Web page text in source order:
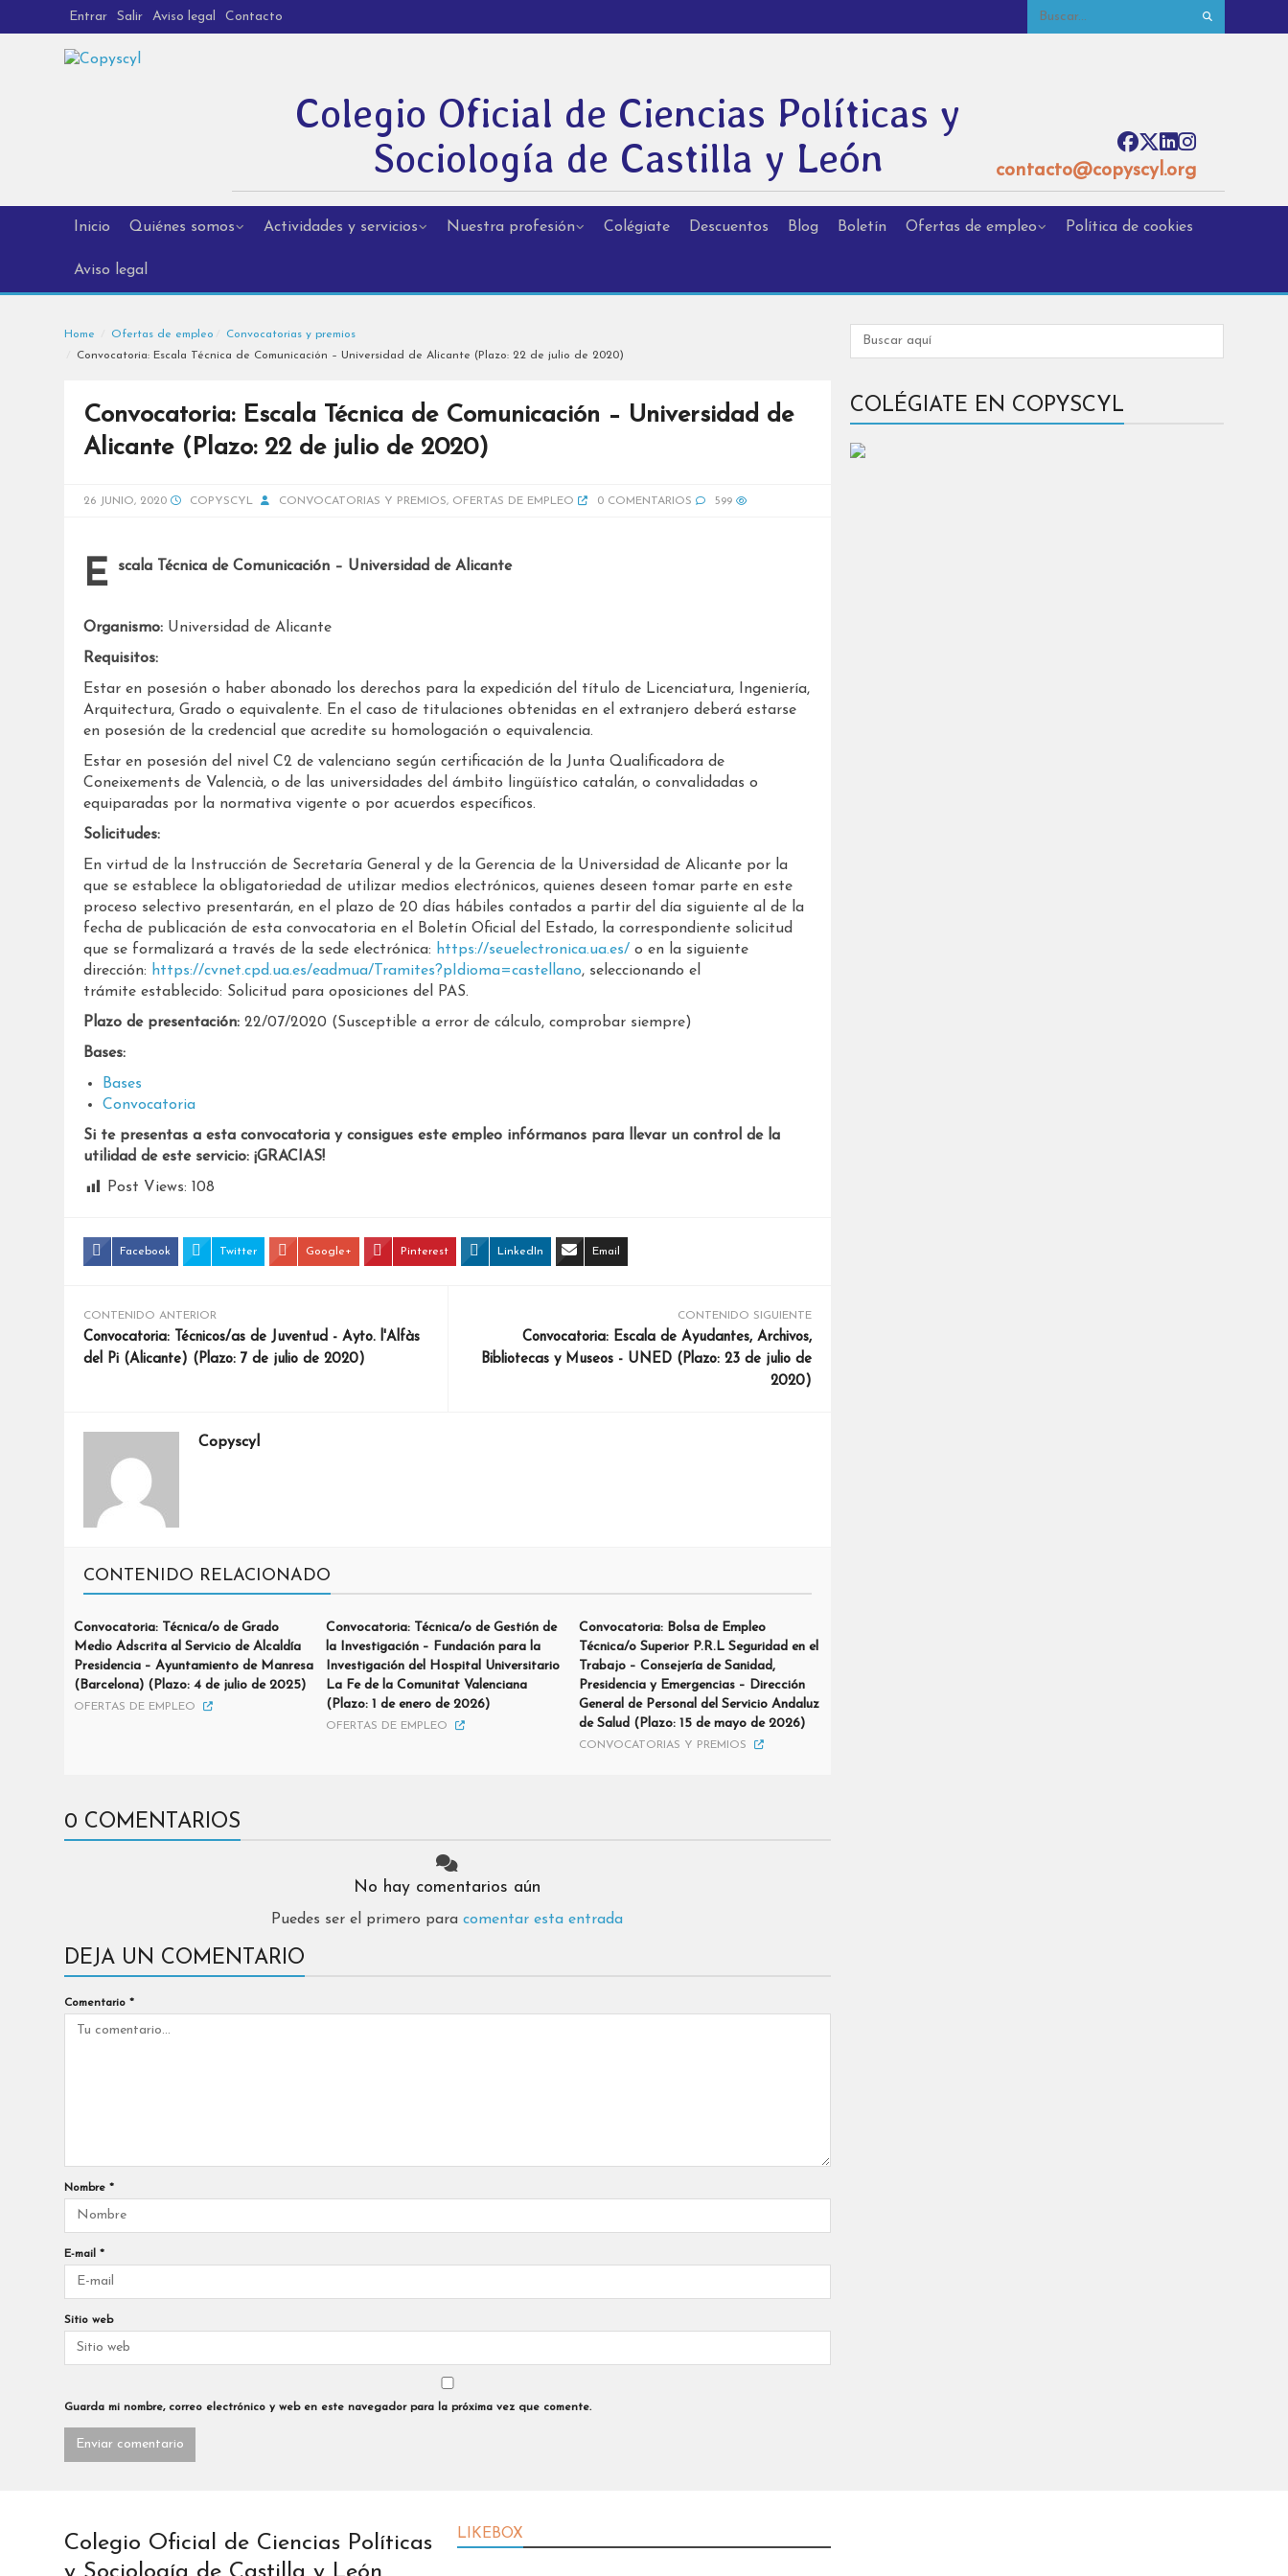
Entrar Salir Aviso legal Contacto
Colegio Oficial de Ciencias Políticas y
Sociología de Castilla y León
contacto@copyscyl.org
Inicio Quiénes somos Actividades y servicios Nuestra profesión Colégiate Descuentos Blog Boletín Ofertas de empleo Política de cookies
Aviso legal
Home Ofertas de empleo
Convocatorias y premios
Convocatoria: Escala Técnica de Comunicación – Universidad de Alicante (Plazo: 22 de julio de 2020)
Convocatoria: Escala Técnica de Comunicación – Universidad de
Alicante (Plazo: 22 de julio de 2020)
26 JUNIO, 2020 COPYSCYL CONVOCATORIAS Y PREMIOS, OFERTAS DE EMPLEO 0 COMENTARIOS 599
Escala Técnica de Comunicación – Universidad de Alicante
Organismo:Universidad de Alicante
Requisitos:
Estar en posesión o haber abonado los derechos para la expedición del título de Licenciatura, Ingeniería,
Arquitectura, Grado o equivalente. En el caso de titulaciones obtenidas en el extranjero deberá estarse
en posesión de la credencial que acredite su homologación o equivalencia.
Estar en posesión del nivel C2 de valenciano según certificación de la Junta Qualificadora de
Coneixements de Valencià, o de las universidades del ámbito lingüístico catalán, o convalidadas o
equiparadas por la normativa vigente o por acuerdos específicos.
Solicitudes:
En virtud de la Instrucción de Secretaría General y de la Gerencia de la Universidad de Alicante por la
que se establece la obligatoriedad de utilizar medios electrónicos, quienes deseen tomar parte en este
proceso selectivo presentarán, en el plazo de 20 días hábiles contados a partir del día siguiente al de la
fecha de publicación de esta convocatoria en el Boletín Oficial del Estado, la correspondiente solicitud
que se formalizará a través de la sede electrónica: https://seuelectronica.ua.es/o en la siguiente
dirección: https://cvnet.cpd.ua.es/eadmua/Tramites?pIdioma=castellano, seleccionando el
trámite establecido: Solicitud para oposiciones del PAS.
Plazo de presentación:22/07/2020 (Susceptible a error de cálculo, comprobar siempre)
Bases:
Bases
Convocatoria
Si te presentas a esta convocatoria y consigues este empleo infórmanos para llevar un control de la
utilidad de este servicio: ¡GRACIAS!
Post Views: 108
Facebook Twitter Google+ Pinterest LinkedIn Email
CONTENIDO ANTERIOR
Convocatoria: Técnicos/as de Juventud - Ayto. l'Alfàs
del Pi (Alicante) (Plazo: 7 de julio de 2020)
CONTENIDO SIGUIENTE
Convocatoria: Escala de Ayudantes, Archivos,
Bibliotecas y Museos - UNED (Plazo: 23 de julio de
2020)
Copyscyl
CONTENIDO RELACIONADO
Convocatoria: Técnica/o de Grado
Medio Adscrita al Servicio de Alcaldía
Presidencia – Ayuntamiento de Manresa
(Barcelona) (Plazo: 4 de julio de 2025)
OFERTAS DE EMPLEO
Convocatoria: Técnica/o de Gestión de
la Investigación – Fundación para la
Investigación del Hospital Universitario
La Fe de la Comunitat Valenciana
(Plazo: 1 de enero de 2026)
OFERTAS DE EMPLEO
Convocatoria: Bolsa de Empleo
Técnica/o Superior P.R.L Seguridad en el
Trabajo – Consejería de Sanidad,
Presidencia y Emergencias – Dirección
General de Personal del Servicio Andaluz
de Salud (Plazo: 15 de mayo de 2026)
CONVOCATORIAS Y PREMIOS
0 COMENTARIOS
No hay comentarios aún
Puedes ser el primero paracomentar esta entrada
DEJA UN COMENTARIO
Comentario *
Nombre *
E-mail *
Sitio web
Guarda mi nombre, correo electrónico y web en este navegador para la próxima vez que comente.
COLÉGIATE EN COPYSCYL
Colegio Oficial de Ciencias Políticas
LIKEBOX